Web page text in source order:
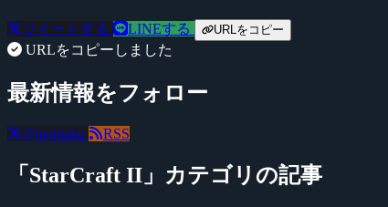
ツイートする LINEする URLをコピー
URLをコピーしました
最新情報をフォロー
@negitaku RSS
「StarCraft II」カテゴリの記事